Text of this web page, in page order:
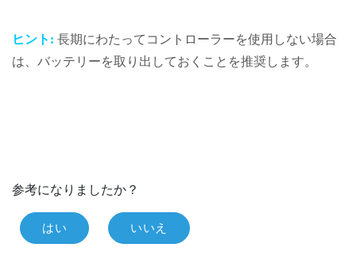
ヒント: 長期にわたってコントローラーを使用しない場合
は、バッテリーを取り出しておくことを推奨します。
参考になりましたか？
はい いいえ